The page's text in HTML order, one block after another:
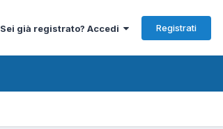
Sei già registrato? Accedi Registrati